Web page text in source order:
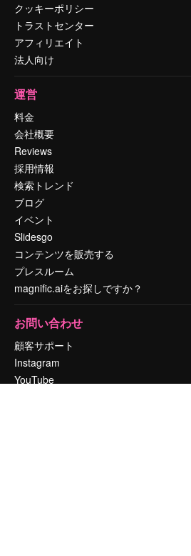
クッキーポリシー
トラストセンター
アフィリエイト
法人向け
運営
料金
会社概要
Reviews
採用情報
検索トレンド
ブログ
イベント
Slidesgo
コンテンツを販売する
プレスルーム
magnific.aiをお探しですか？
お問い合わせ
顧客サポート
Instagram
YouTube